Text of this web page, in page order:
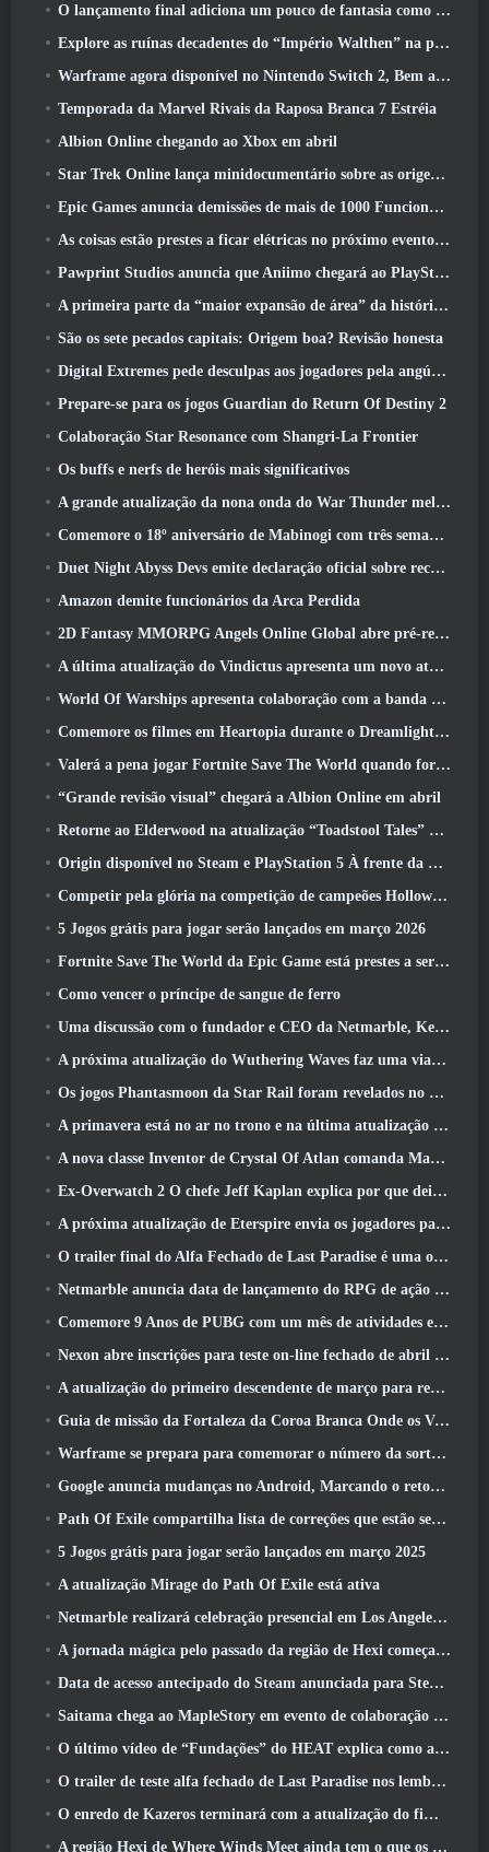
O lançamento final adiciona um pouco de fantasia como temporada 10 Lançamentos
Explore as ruínas decadentes do “Império Walthen” na próxima grande atualização do RAVEN2
Warframe agora disponível no Nintendo Switch 2, Bem a tempo para o lançamento do Shadowgrapher
Temporada da Marvel Rivais da Raposa Branca 7 Estréia
Albion Online chegando ao Xbox em abril
Star Trek Online lança minidocumentário sobre as origens da Federação para comemorar o 16º aniversário
Epic Games anuncia demissões de mais de 1000 Funcionários, Citando “Desaceleração no Engajamento Fortnite”
As coisas estão prestes a ficar elétricas no próximo evento Aftershock do Apex Legends
Pawprint Studios anuncia que Aniimo chegará ao PlayStation 5 E a Epic Games Store nos lançamentos
A primeira parte da “maior expansão de área” da história do RuneScape é lançada hoje
São os sete pecados capitais: Origem boa? Revisão honesta
Digital Extremes pede desculpas aos jogadores pela angústia causada por “convites nefastos” no Warframe
Prepare-se para os jogos Guardian do Return Of Destiny 2
Colaboração Star Resonance com Shangri-La Frontier
Os buffs e nerfs de heróis mais significativos
A grande atualização da nona onda do War Thunder melhora a aparência das batalhas navais com visuais aquáticos aprimorados
Comemore o 18º aniversário de Mabinogi com três semanas de eventos e recompensas
Duet Night Abyss Devs emite declaração oficial sobre recente incidente de malware após atualização do jogo
Amazon demite funcionários da Arca Perdida
2D Fantasy MMORPG Angels Online Global abre pré-registro
A última atualização do Vindictus apresenta um novo ataque onde os jogadores enfrentarão o Guardião de Caliburn
World Of Warships apresenta colaboração com a banda sueca de heavy metal Sabaton
Comemore os filmes em Heartopia durante o Dreamlight Cinematics Festival
Valerá a pena jogar Fortnite Save The World quando for grátis?
“Grande revisão visual” chegará a Albion Online em abril
Retorne ao Elderwood na atualização “Toadstool Tales” de Palia
Origin disponível no Steam e PlayStation 5 À frente da marcha 23 Lançar
Competir pela glória na competição de campeões Hollow de New Eridu na próxima atualização do Zenless Zone Zero
5 Jogos grátis para jogar serão lançados em março 2026
Fortnite Save The World da Epic Game está prestes a ser gratuito para jogar
Como vencer o príncipe de sangue de ferro
Uma discussão com o fundador e CEO da Netmarble, Ken Kim, sobre a MONGIL: Mergulho nas Estrelas
A próxima atualização do Wuthering Waves faz uma viagem ao “lado negro”
Os jogos Phantasmoon da Star Rail foram revelados no 4.1 Programa Especial
A primavera está no ar no trono e na última atualização do Liberty
A nova classe Inventor de Crystal Of Atlan comanda Magitech Mechs em batalha
Ex-Overwatch 2 O chefe Jeff Kaplan explica por que deixou a Blizzard
A próxima atualização de Eterspire envia os jogadores para as minas anãs
O trailer final do Alfa Fechado de Last Paradise é uma obra de arte pequena, mas aterrorizante
Netmarble anuncia data de lançamento do RPG de ação para domar monstros Mongil: Mergulho nas Estrelas
Comemore 9 Anos de PUBG com um mês de atividades especiais
Nexon abre inscrições para teste on-line fechado de abril do MapleStory Classic World
A atualização do primeiro descendente de março para reequilibrar Sharen e também introduzir novo conteúdo
Guia de missão da Fortaleza da Coroa Branca Onde os Ventos Encontram
Warframe se prepara para comemorar o número da sorte 13 Com eventos de aniversário
Google anuncia mudanças no Android, Marcando o retorno do Fortnite à Play Store
Path Of Exile compartilha lista de correções que estão sendo trabalhadas após o lançamento do Mirage
5 Jogos grátis para jogar serão lançados em março 2025
A atualização Mirage do Path Of Exile está ativa
Netmarble realizará celebração presencial em Los Angeles. Antes dos Sete Pecados Capitais: Lançamento de origem
A jornada mágica pelo passado da região de Hexi começa onde os ventos se encontram hoje
Data de acesso antecipado do Steam anunciada para Steampunk ARPG Crystalfall
Saitama chega ao MapleStory em evento de colaboração One-Punch Man
O último vídeo de “Fundações” do HEAT explica como agentes e tanques trabalham juntos
O trailer de teste alfa fechado de Last Paradise nos lembra como é realmente sobreviver ao apocalipse zumbi
O enredo de Kazeros terminará com a atualização do fim do abismo de Lost Ark
A região Hexi de Where Winds Meet ainda tem o que os jogadores amam, ao mesmo tempo que é uma experiência única